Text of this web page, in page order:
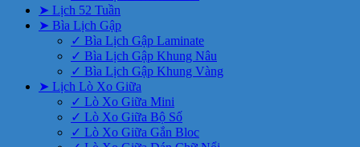
➤ Lịch 52 Tuần
➤ Bìa Lịch Gập
✓ Bìa Lịch Gập Laminate
✓ Bìa Lịch Gập Khung Nâu
✓ Bìa Lịch Gập Khung Vàng
➤ Lịch Lò Xo Giữa
✓ Lò Xo Giữa Mini
✓ Lò Xo Giữa Bộ Số
✓ Lò Xo Giữa Gắn Bloc